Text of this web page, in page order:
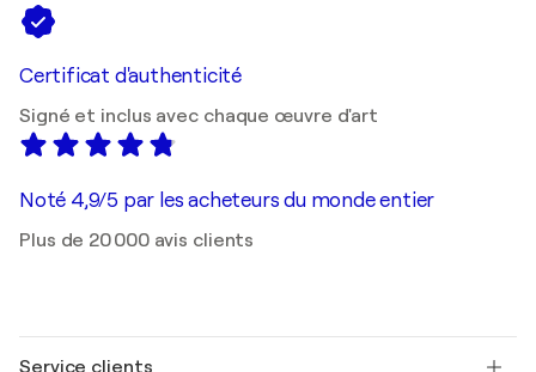
Certificat d'authenticité
Signé et inclus avec chaque œuvre d'art
Noté 4,9/5 par les acheteurs du monde entier
Plus de 20 000 avis clients
Service clients